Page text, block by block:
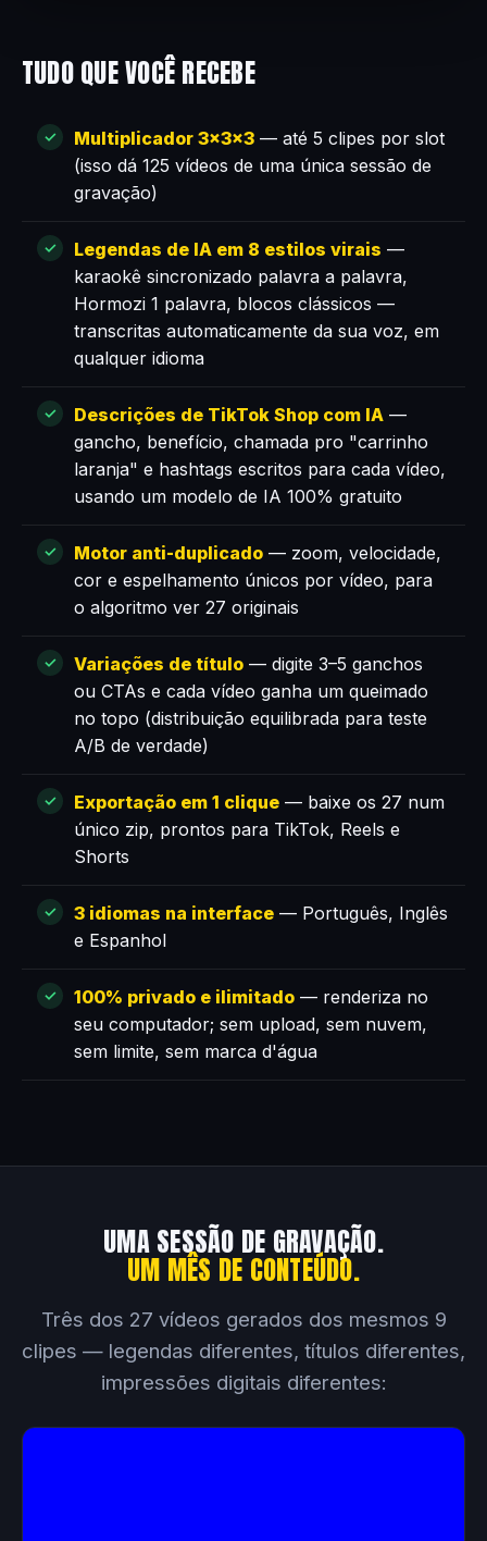
TUDO QUE VOCÊ RECEBE
Multiplicador 3×3×3 — até 5 clipes por slot
(isso dá 125 vídeos de uma única sessão de
gravação)
Legendas de IA em 8 estilos virais —
karaokê sincronizado palavra a palavra,
Hormozi 1 palavra, blocos clássicos —
transcritas automaticamente da sua voz, em
qualquer idioma
Descrições de TikTok Shop com IA —
gancho, benefício, chamada pro "carrinho
laranja" e hashtags escritos para cada vídeo,
usando um modelo de IA 100% gratuito
Motor anti-duplicado — zoom, velocidade,
cor e espelhamento únicos por vídeo, para
o algoritmo ver 27 originais
Variações de título — digite 3–5 ganchos
ou CTAs e cada vídeo ganha um queimado
no topo (distribuição equilibrada para teste
A/B de verdade)
Exportação em 1 clique — baixe os 27 num
único zip, prontos para TikTok, Reels e
Shorts
3 idiomas na interface — Português, Inglês
e Espanhol
100% privado e ilimitado — renderiza no
seu computador; sem upload, sem nuvem,
sem limite, sem marca d'água
UMA SESSÃO DE GRAVAÇÃO.
UM MÊS DE CONTEÚDO.
Três dos 27 vídeos gerados dos mesmos 9
clipes — legendas diferentes, títulos diferentes,
impressões digitais diferentes: